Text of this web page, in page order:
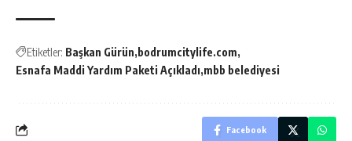
Etiketler: Başkan Gürün bodrumcitylife.com
Esnafa Maddi Yardım Paketi Açıkladı mbb belediyesi
Facebook